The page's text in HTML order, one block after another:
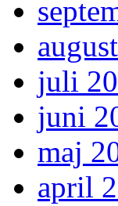
juli
juni
maj
april